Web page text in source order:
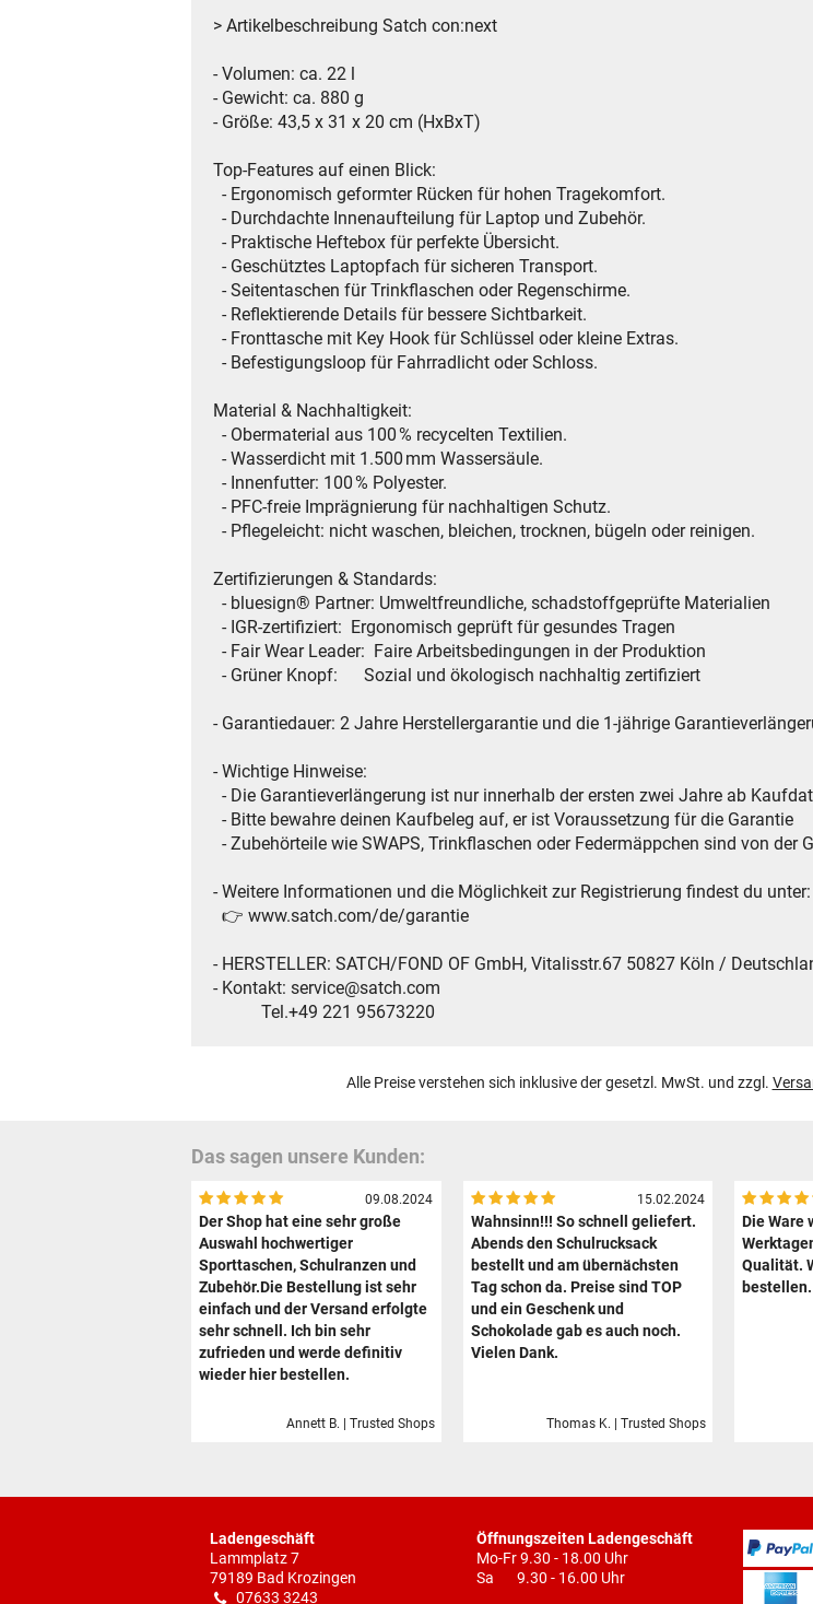
> Artikelbeschreibung Satch con:next
- Volumen: ca. 22 l
- Gewicht: ca. 880 g
- Größe: 43,5 x 31 x 20 cm (HxBxT)
Top-Features auf einen Blick:
- Ergonomisch geformter Rücken für hohen Tragekomfort.
- Durchdachte Innenaufteilung für Laptop und Zubehör.
- Praktische Heftebox für perfekte Übersicht.
- Geschütztes Laptopfach für sicheren Transport.
- Seitentaschen für Trinkflaschen oder Regenschirme.
- Reflektierende Details für bessere Sichtbarkeit.
- Fronttasche mit Key Hook für Schlüssel oder kleine Extras.
- Befestigungsloop für Fahrradlicht oder Schloss.
Material & Nachhaltigkeit:
- Obermaterial aus 100 % recycelten Textilien.
- Wasserdicht mit 1.500 mm Wassersäule.
- Innenfutter: 100 % Polyester.
- PFC-freie Imprägnierung für nachhaltigen Schutz.
- Pflegeleicht: nicht waschen, bleichen, trocknen, bügeln oder reinigen.
Zertifizierungen & Standards:
- bluesign® Partner: Umweltfreundliche, schadstoffgeprüfte Materialien
- IGR-zertifiziert: Ergonomisch geprüft für gesundes Tragen
- Fair Wear Leader: Faire Arbeitsbedingungen in der Produktion
- Grüner Knopf: Sozial und ökologisch nachhaltig zertifiziert
- Garantiedauer: 2 Jahre Herstellergarantie und die 1-jährige
- Wichtige Hinweise:
- Die Garantieverlängerung ist nur innerhalb der ersten zwei Jahre ab
- Bitte bewahre deinen Kaufbeleg auf, er ist Voraussetzung für die Garantie
- Zubehörteile wie SWAPS, Trinkflaschen oder Federmäppchen sind von der
- Weitere Informationen und die Möglichkeit zur Registrierung findest du unter:
👉 www.satch.com/de/garantie​
- HERSTELLER: SATCH/FOND OF GmbH, Vitalisstr.67 50827 Köln /
- Kontakt: service@satch.com
Tel.+49 221 95673220
Alle Preise verstehen sich inklusive der gesetzl. MwSt. und zzgl.
Das sagen unsere Kunden:
09.08.2024
Der Shop hat eine sehr große
Auswahl hochwertiger
Sporttaschen, Schulranzen und
Zubehör.Die Bestellung ist sehr
einfach und der Versand erfolgte
sehr schnell. Ich bin sehr
zufrieden und werde definitiv
wieder hier bestellen.
Annett B. | Trusted Shops
15.02.2024
Wahnsinn!!! So schnell geliefert.
Abends den Schulrucksack
bestellt und am übernächsten
Tag schon da. Preise sind TOP
und ein Geschenk und
Schokolade gab es auch noch.
Vielen Dank.
Thomas K. | Trusted Shops
Die Ware
Qualität.
bestellen.
Ladengeschäft
Lammplatz 7
79189 Bad Krozingen
07633 3243
Öffnungszeiten Ladengeschäft
Mo-Fr 9.30 - 18.00 Uhr
Sa 9.30 - 16.00 Uhr